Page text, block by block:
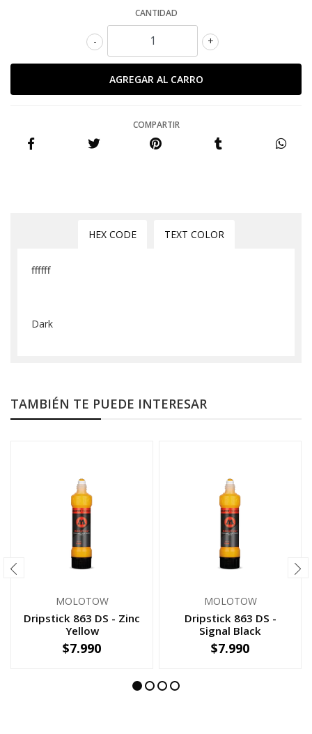
CANTIDAD
+
-
COMPARTIR
HEX CODE TEXT COLOR
ffffff
Dark
TAMBIÉN TE PUEDE INTERESAR
MOLOTOW
Dripstick 863 DS - Zinc
Yellow
+
$7.990
MOLOTOW
Dripstick 863 DS -
Signal Black
+
$7.990